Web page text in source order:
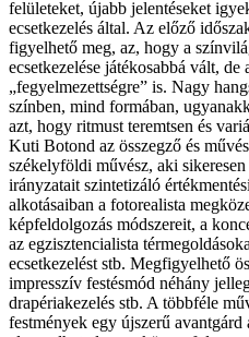
felületeket, újabb jelentéseket
ecsetkezelés által. Az előző
figyelhető meg, az, hogy a
ecsetkezelése játékosabbá vált,
„fegyelmezettségre” is. Nagy
színben, mind formában,
azt, hogy ritmust teremtsen és
Kuti Botond az összegző és
székelyföldi művész, aki
irányzatait szintetizáló
alkotásaiban a fotorealista
képfeldolgozás módszereit, a
az egzisztencialista
ecsetkezelést stb. Megfigyelhető
impresszív festésmód néhány
drapériakezelés stb. A többféle
festmények egy újszerű